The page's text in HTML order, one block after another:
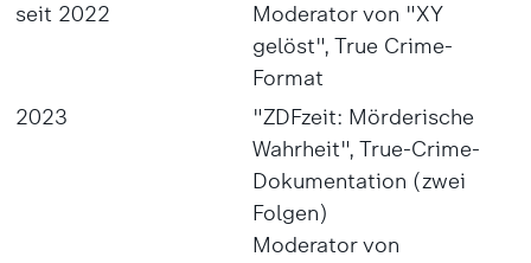
seit 2022
Moderator von "XY
gelöst", True Crime-
Format
2023
"ZDFzeit: Mörderische
Wahrheit", True-Crime-
Dokumentation (zwei
Folgen)
Moderator von